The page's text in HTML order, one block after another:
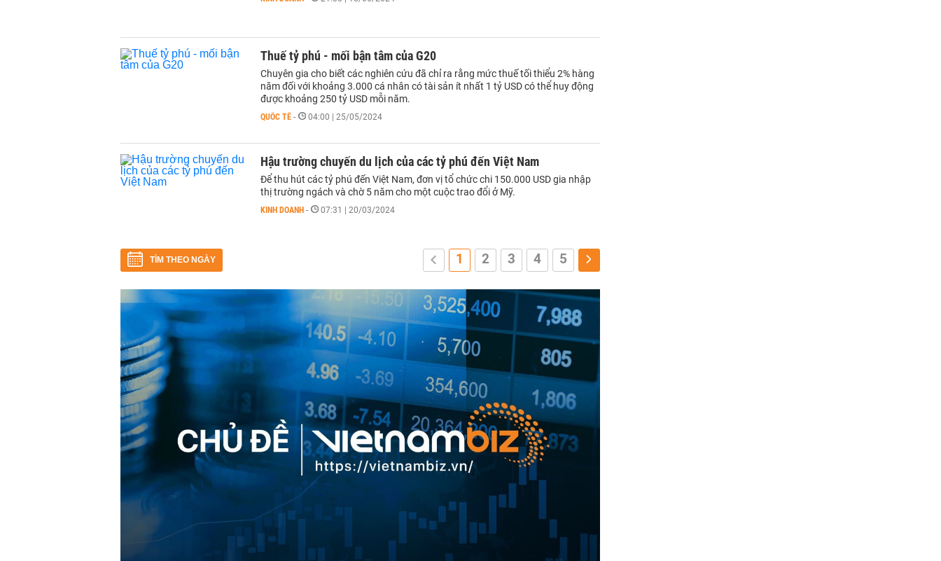
Thuế tỷ phú - mối bận tâm của G20
Chuyên gia cho biết các nghiên cứu đã chỉ ra rằng mức thuế tối thiểu 2% hàng
năm đối với khoảng 3.000 cá nhân có tài sản ít nhất 1 tỷ USD có thể huy động
được khoảng 250 tỷ USD mỗi năm.
QUỐC TẾ - 04:00 | 25/05/2024
Hậu trường chuyến du lịch của các tỷ phú đến Việt Nam
Để thu hút các tỷ phú đến Việt Nam, đơn vị tổ chức chi 150.000 USD gia nhập
thị trường ngách và chờ 5 năm cho một cuộc trao đổi ở Mỹ.
KINH DOANH - 07:31 | 20/03/2024
TÌM THEO NGÀY 1 2 3 4 5